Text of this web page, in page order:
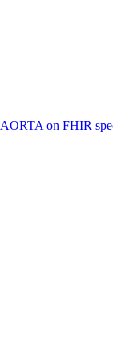
AORTA on FHIR